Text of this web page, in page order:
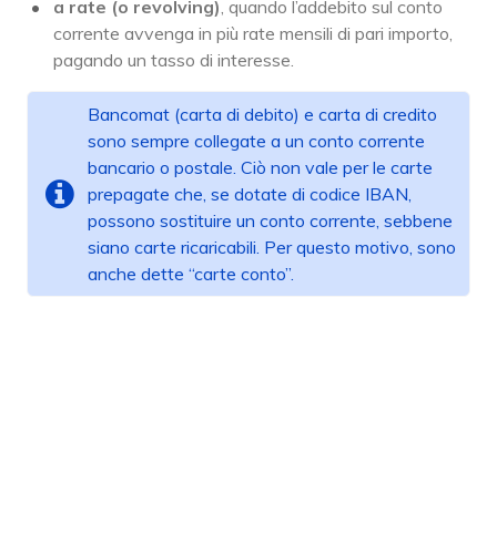
a rate (o revolving) , quando l’addebito sul conto
corrente avvenga in più rate mensili di pari importo,
pagando un tasso di interesse.
Bancomat (carta di debito) e carta di credito
sono sempre collegate a un conto corrente
bancario o postale. Ciò non vale per le carte
prepagate che, se dotate di codice IBAN,
possono sostituire un conto corrente, sebbene
siano carte ricaricabili. Per questo motivo, sono
anche dette “carte conto”.